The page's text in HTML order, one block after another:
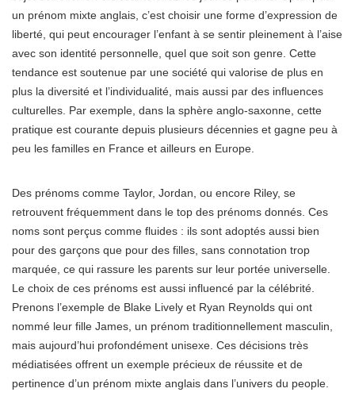
un prénom mixte anglais, c’est choisir une forme d’expression de
liberté, qui peut encourager l’enfant à se sentir pleinement à l’aise
avec son identité personnelle, quel que soit son genre. Cette
tendance est soutenue par une société qui valorise de plus en
plus la diversité et l’individualité, mais aussi par des influences
culturelles. Par exemple, dans la sphère anglo-saxonne, cette
pratique est courante depuis plusieurs décennies et gagne peu à
peu les familles en France et ailleurs en Europe.
Des prénoms comme Taylor, Jordan, ou encore Riley, se
retrouvent fréquemment dans le top des prénoms donnés. Ces
noms sont perçus comme fluides : ils sont adoptés aussi bien
pour des garçons que pour des filles, sans connotation trop
marquée, ce qui rassure les parents sur leur portée universelle.
Le choix de ces prénoms est aussi influencé par la célébrité.
Prenons l’exemple de Blake Lively et Ryan Reynolds qui ont
nommé leur fille James, un prénom traditionnellement masculin,
mais aujourd’hui profondément unisexe. Ces décisions très
médiatisées offrent un exemple précieux de réussite et de
pertinence d’un prénom mixte anglais dans l’univers du people.